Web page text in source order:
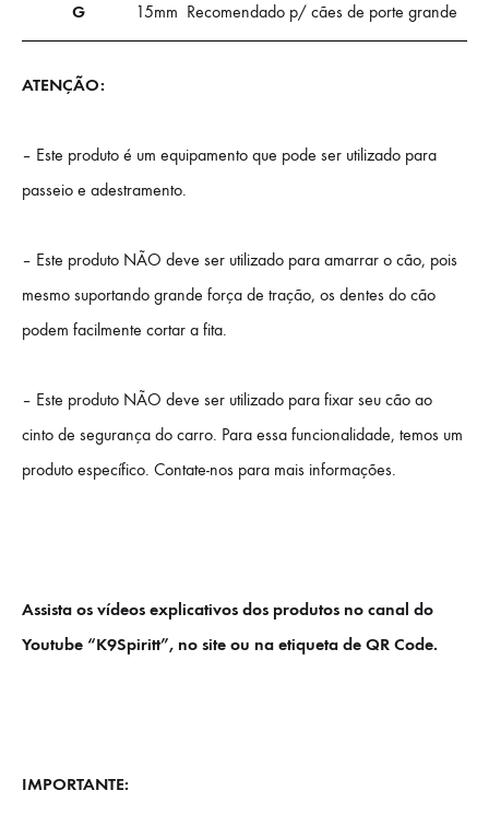
G 15mm Recomendado p/ cães de porte grande
ATENÇÃO:
– Este produto é um equipamento que pode ser utilizado para
passeio e adestramento.
– Este produto NÃO deve ser utilizado para amarrar o cão, pois
mesmo suportando grande força de tração, os dentes do cão
podem facilmente cortar a fita.
– Este produto NÃO deve ser utilizado para fixar seu cão ao
cinto de segurança do carro. Para essa funcionalidade, temos um
produto específico. Contate-nos para mais informações.
Assista os vídeos explicativos dos produtos no canal do
Youtube “K9Spiritt”, no site ou na etiqueta de QR Code.
IMPORTANTE: